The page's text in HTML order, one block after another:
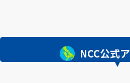
NCC公式